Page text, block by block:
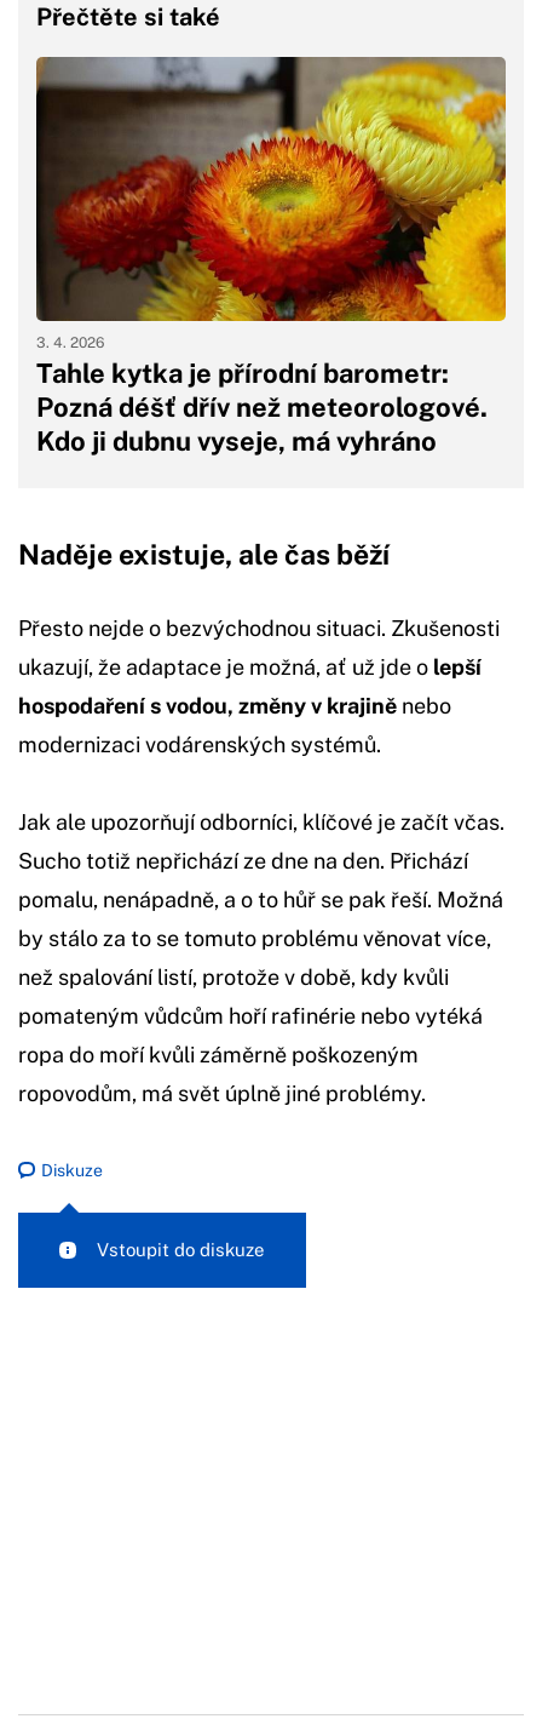
Přečtěte si také
Tahle kytka je přírodní barometr:
Pozná déšť dřív než meteorologové.
Kdo ji dubnu vyseje, má vyhráno
3. 4. 2026
Naděje existuje, ale čas běží
Přesto nejde o bezvýchodnou situaci. Zkušenosti
ukazují, že adaptace je možná, ať už jde o lepší
hospodaření s vodou, změny v krajině nebo
modernizaci vodárenských systémů.
Jak ale upozorňují odborníci, klíčové je začít včas.
Sucho totiž nepřichází ze dne na den. Přichází
pomalu, nenápadně, a o to hůř se pak řeší. Možná
by stálo za to se tomuto problému věnovat více,
než spalování listí, protože v době, kdy kvůli
pomateným vůdcům hoří rafinérie nebo vytéká
ropa do moří kvůli záměrně poškozeným
ropovodům, má svět úplně jiné problémy.
Diskuze
Vstoupit do diskuze